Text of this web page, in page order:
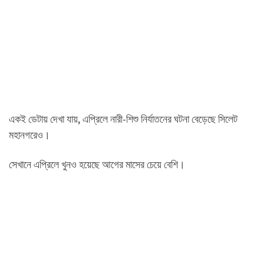
একই ডেটায় দেখা যায়, এপ্রিলে নারী-শিশু নির্যাতনের ঘটনা বেড়েছে সিলেট
মহানগরেও।
সেখানে এপ্রিলে খুনও হয়েছে আগের মাসের চেয়ে বেশি।